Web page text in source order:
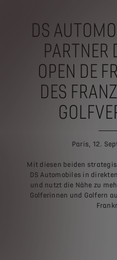
DS
PARTNER
OPEN DE
DES
Paris, 12.
Mit diesen beiden
DS Automobiles in
und nutzt die Nähe zu
Golferinnen und Golfern